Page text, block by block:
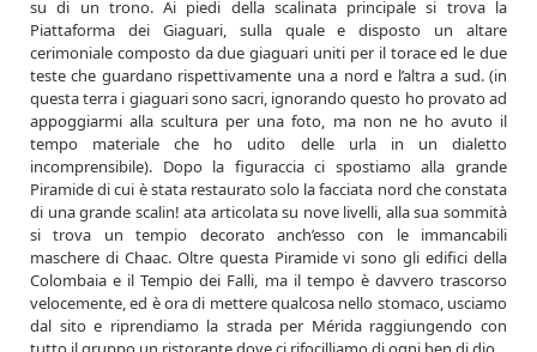
su di un trono. Ai piedi della scalinata principale si trova la
Piattaforma dei Giaguari, sulla quale e disposto un altare
cerimoniale composto da due giaguari uniti per il torace ed le due
teste che guardano rispettivamente una a nord e l’altra a sud. (in
questa terra i giaguari sono sacri, ignorando questo ho provato ad
appoggiarmi alla scultura per una foto, ma non ne ho avuto il
tempo materiale che ho udito delle urla in un dialetto
incomprensibile). Dopo la figuraccia ci spostiamo alla grande
Piramide di cui è stata restaurato solo la facciata nord che constata
di una grande scalin! ata articolata su nove livelli, alla sua sommità
si trova un tempio decorato anch’esso con le immancabili
maschere di Chaac. Oltre questa Piramide vi sono gli edifici della
Colombaia e il Tempio dei Falli, ma il tempo è davvero trascorso
velocemente, ed è ora di mettere qualcosa nello stomaco, usciamo
dal sito e riprendiamo la strada per Mérida raggiungendo con